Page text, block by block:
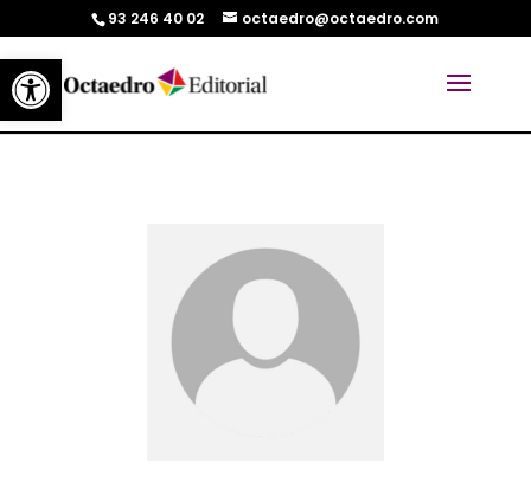
Abrir barra de herramientas
93 246 40 02 octaedro@octaedro.com